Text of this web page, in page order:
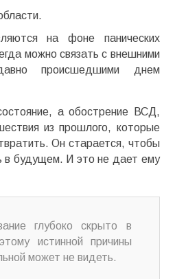
на фоне панических
можно связать с внешними
происшедшими днем
а обострение ВСД,
из прошлого, которые
Он старается, чтобы
в будущем. И это не дает ему
глубоко скрыто в
истинной причины
может не видеть.